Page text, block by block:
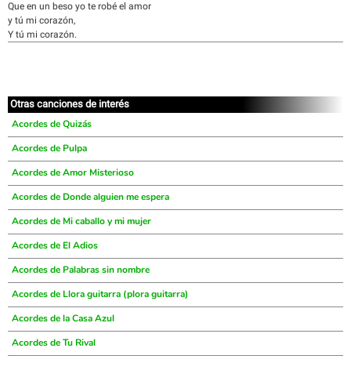
Que en un beso yo te robé el amor
y tú mi corazón,
Y tú mi corazón.
Otras canciones de interés
Acordes de Quizás
Acordes de Pulpa
Acordes de Amor Misterioso
Acordes de Donde alguien me espera
Acordes de Mi caballo y mi mujer
Acordes de El Adios
Acordes de Palabras sin nombre
Acordes de Llora guitarra (plora guitarra)
Acordes de la Casa Azul
Acordes de Tu Rival